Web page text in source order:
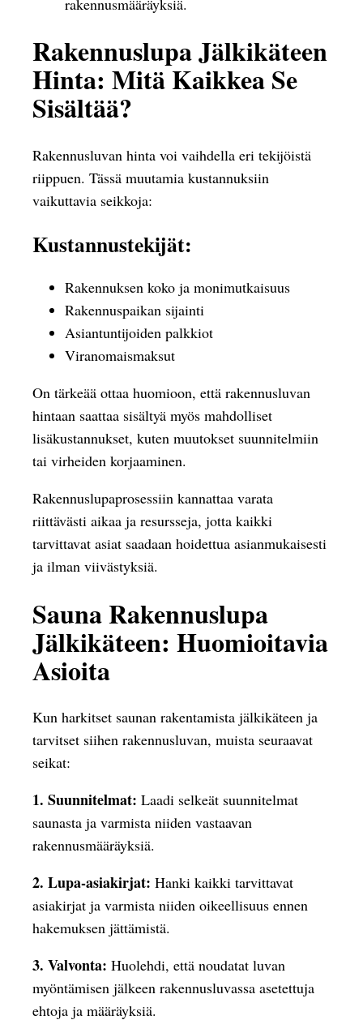
rakennusmääräyksiä.
Rakennuslupa Jälkikäteen
Hinta: Mitä Kaikkea Se
Sisältää?
Rakennusluvan hinta voi vaihdella eri tekijöistä
riippuen. Tässä muutamia kustannuksiin
vaikuttavia seikkoja:
Kustannustekijät:
Rakennuksen koko ja monimutkaisuus
Rakennuspaikan sijainti
Asiantuntijoiden palkkiot
Viranomaismaksut
On tärkeää ottaa huomioon, että rakennusluvan
hintaan saattaa sisältyä myös mahdolliset
lisäkustannukset, kuten muutokset suunnitelmiin
tai virheiden korjaaminen.
Rakennuslupaprosessiin kannattaa varata
riittävästi aikaa ja resursseja, jotta kaikki
tarvittavat asiat saadaan hoidettua asianmukaisesti
ja ilman viivästyksiä.
Sauna Rakennuslupa
Jälkikäteen: Huomioitavia
Asioita
Kun harkitset saunan rakentamista jälkikäteen ja
tarvitset siihen rakennusluvan, muista seuraavat
seikat:
1. Suunnitelmat: Laadi selkeät suunnitelmat
saunasta ja varmista niiden vastaavan
rakennusmääräyksiä.
2. Lupa-asiakirjat: Hanki kaikki tarvittavat
asiakirjat ja varmista niiden oikeellisuus ennen
hakemuksen jättämistä.
3. Valvonta: Huolehdi, että noudatat luvan
myöntämisen jälkeen rakennusluvassa asetettuja
ehtoja ja määräyksiä.